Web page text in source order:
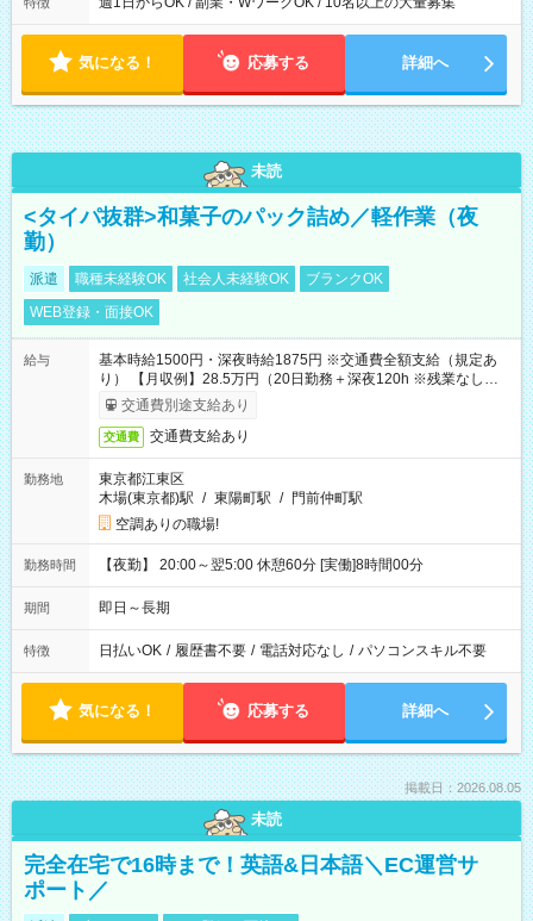
気になる！ 応募する 詳細へ
未読
<タイパ抜群>和菓子のパック詰め／軽作業（夜
勤）
派遣 職種未経験OK 社会人未経験OK
ブランクOK
WEB登録・面接OK
給与
基本時給1500円・深夜時給1875円 ※交通費全額支給（規定あ
り） 【月収例】28.5万円（20日勤務＋深夜120h ※残業なしの場
合）交通費別途支給あり
交通費 交通費支給あり
勤務地
東京都江東区
木場(東京都)駅 / 東陽町駅 / 門前仲町駅
空調ありの職場!
勤務時間 【夜勤】 20:00～翌5:00 休憩60分 [実働]8時間00分
期間 即日～長期
特徴 日払いOK / 履歴書不要 / 電話対応なし / パソコンスキル不要
気になる！ 応募する 詳細へ
掲載日：2026.08.05
未読
完全在宅で16時まで！英語&日本語＼EC運営サ
ポート／